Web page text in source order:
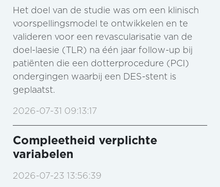
Het doel van de studie was om een klinisch
voorspellingsmodel te ontwikkelen en te
valideren voor een revascularisatie van de
doel-laesie (TLR) na één jaar follow-up bij
patiënten die een dotterprocedure (PCI)
ondergingen waarbij een DES-stent is
geplaatst.
2026-07-31 09:13:17
Compleetheid verplichte
variabelen
2026-07-23 13:56:39